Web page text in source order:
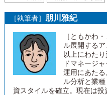
［執筆者］ 朋川雅紀
［ともかわ
ル展開する
以上にわた
ドマネージ
運用にあた
ル分析と業
資スタイルを確立。現在は